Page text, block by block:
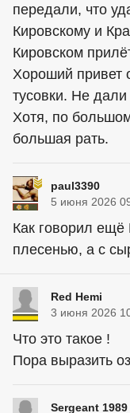
передали, что
Кировскому и
Кировском
Хороший привет
тусовки. Не дали
Хотя, по
большая рать.
paul3390
5 июня 2026
Как говорил
плесенью, а с
Red Hemi
3 июня 2026
Что это такое !
Пора выразить
Sergeant 1989